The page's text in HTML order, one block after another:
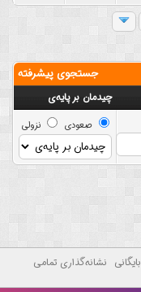
جستجوی پیشرفته
چیدمان بر پایه‌ی
صعودی نزولی
بایگانی نشانه‌گذاری تمامی